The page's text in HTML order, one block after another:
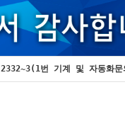
번 기계 및 자동화